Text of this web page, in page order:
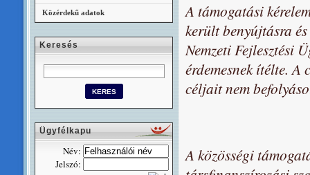
A támogatási
került benyújtásra
Nemzeti Fejlesztési
érdemesnek ítélte. A
céljait nem
A közösségi
Közérdekű adatok
Keresés
Ügyfélkapu
Név:
Jelszó: